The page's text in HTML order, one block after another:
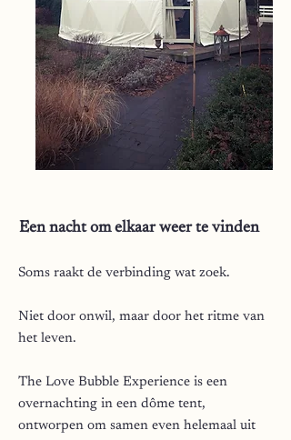
Een nacht om elkaar weer te vinden
Soms raakt de verbinding wat zoek.
Niet door onwil, maar door het ritme van
het leven.
The Love Bubble Experience is een
overnachting in een dôme tent,
ontworpen om samen even helemaal uit